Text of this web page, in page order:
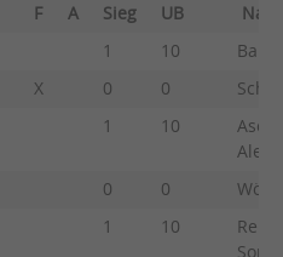
F A Sieg UB
1 10
X 0 0
1 10
0 0
1 10